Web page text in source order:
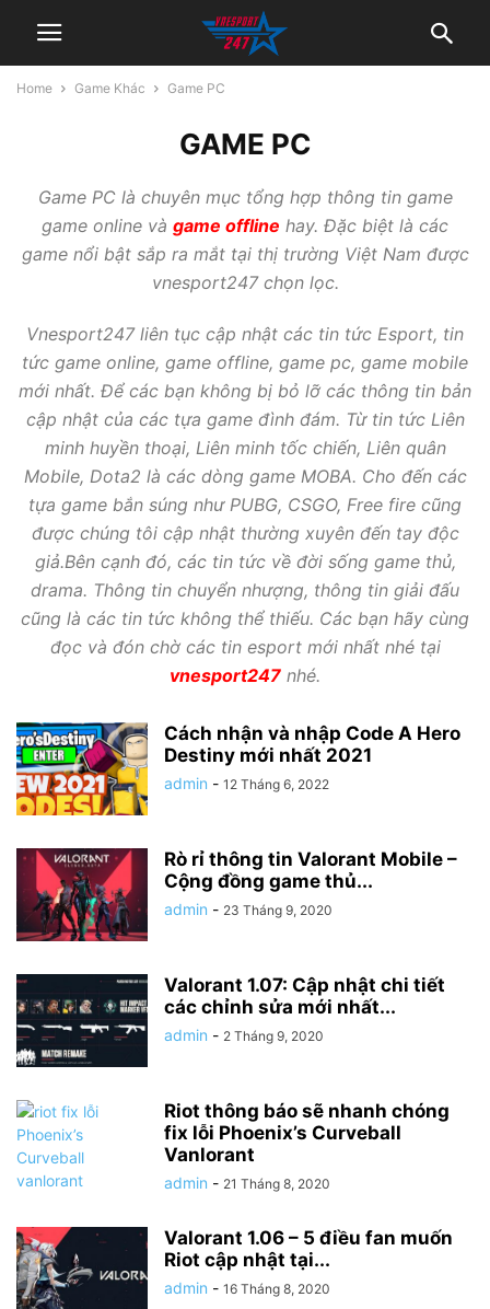
Home Game Khác Game PC
GAME PC
Game PC là chuyên mục tổng hợp thông tin game
game online và game offline hay. Đặc biệt là các
game nổi bật sắp ra mắt tại thị trường Việt Nam được
vnesport247 chọn lọc.
Vnesport247 liên tục cập nhật các tin tức Esport, tin
tức game online, game offline, game pc, game mobile
mới nhất. Để các bạn không bị bỏ lỡ các thông tin bản
cập nhật của các tựa game đình đám. Từ tin tức Liên
minh huyền thoại, Liên minh tốc chiến, Liên quân
Mobile, Dota2 là các dòng game MOBA. Cho đến các
tựa game bắn súng như PUBG, CSGO, Free fire cũng
được chúng tôi cập nhật thường xuyên đến tay độc
giả.Bên cạnh đó, các tin tức về đời sống game thủ,
drama. Thông tin chuyển nhượng, thông tin giải đấu
cũng là các tin tức không thể thiếu. Các bạn hãy cùng
đọc và đón chờ các tin esport mới nhất nhé tại
vnesport247 nhé.
Cách nhận và nhập Code A Hero
Destiny mới nhất 2021
admin - 12 Tháng 6, 2022
Rò rỉ thông tin Valorant Mobile –
Cộng đồng game thủ...
admin - 23 Tháng 9, 2020
Valorant 1.07: Cập nhật chi tiết
các chỉnh sửa mới nhất...
admin - 2 Tháng 9, 2020
Riot thông báo sẽ nhanh chóng
fix lỗi Phoenix’s Curveball
Vanlorant
admin - 21 Tháng 8, 2020
Valorant 1.06 – 5 điều fan muốn
Riot cập nhật tại...
admin - 16 Tháng 8, 2020